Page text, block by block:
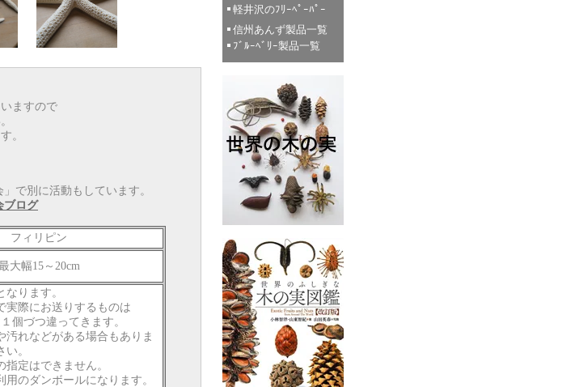
ますので
。
で別に活動もしています。
ブログ
フィリピン
大幅15～20cm
ります。
実際にお送りするものは
個づつ違ってきます。
汚れなどがある場合もありま
。
指定はできません。
用のダンボールになります。
軽井沢のﾌﾘｰﾍﾟｰﾊﾟｰ
信州あんず製品一覧
ﾌﾞﾙｰﾍﾞﾘｰ製品一覧